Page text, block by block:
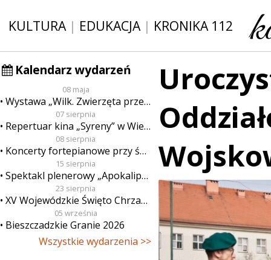
KULTURA| EDUKACJA| KRONIKA 112
Kalendarz wydarzeń
08 maja
Wystawa „Wilk. Zwierzęta przeklęte”
07 sierpnia
Repertuar kina „Syreny” w Wieluniu w dn. od 7 do 13 sierpnia
08 sierpnia
Koncerty fortepianowe przy świecach
15 sierpnia
Spektakl plenerowy „Apokalipsa”
23 sierpnia
XV Wojewódzkie Święto Chrzanu
05 września
Bieszczadzkie Granie 2026
Wszystkie wydarzenia >>